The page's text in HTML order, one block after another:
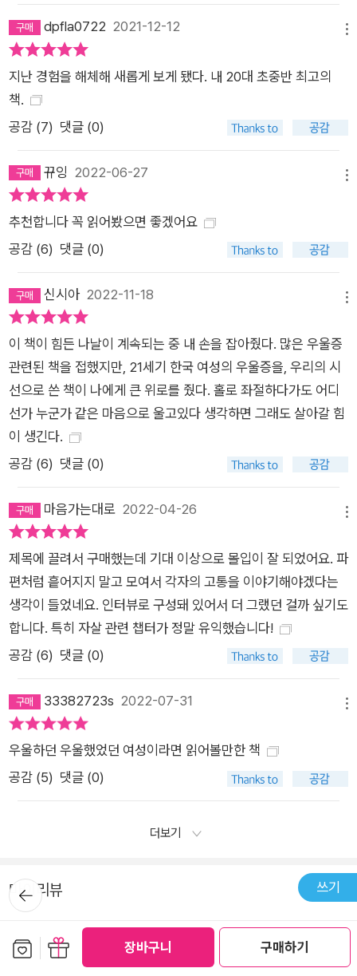
장바구니 구매하기
써”왔고, “가족이나 친구로부터 내몰려진 여자들은 당장 필요한
돌봄을 받기 위해 남성 연인을 동아줄이라 여기며 관계를 맺었지
만, 오히려 그들에게 신체적·정신적 폭력을 입고 고립”된 경우도
많았다. 또한, “사회가 강요하는 규범과 스스로 추구하는 가치의
균열 사이에서 가난하고 취약해질 수밖에 없는 구조에 놓이며, 이
사회의 ‘표적’이 되어 성적인 폭력에 노출”되기도 했고, “보상이
따르지 않는 사회에서 고립감과 무력감”에 빠지기도 했다. 여성
들이 고통을 마주해야만 했던 배경과 맥락이 유사하다면, 그것은
개개인의 사적인 서사를 넘어 보다 넓은 장에서 논의되어야 할 것
이다. “피해자가 자살한 게 아니라, 사실은 그 여자의 손을 빌려
행해진 타살”이라는 인터뷰이의 말처럼, 여성의 우울은 개인적인
문제로 치부되어 왔지만 명백한 사회의 현상이다. 『미쳐있고 괴
상하며 오만하고 똑똑한 여자들』에 담긴 사회적 자원을 통해 우
울증이라는 고통에 접근할 때, 이전과는 다른 방식의 치유와 회복
이 가능해질 것이다. 삶과 죽음 사이에서 끊임없이 탐구하고 새로
운 공동체와 돌봄 관계를 발명하는 이야기의 결말을 바꾸는 여자
들 하미나 작가는 치열하게 자신의 아픔을 들여다보는 여자들의
이야기에서 배우자고 말한다. “일상에서 연약함을 치워버리고 골
칫거리로 여기는” 사회에서, 고통에서부터 다시 시작해 삶을 살
안고 살아가는 여자들이 어떤 고민과 어려움을 마주한 채 회복의
길에 들어서고자 고군분투하는지를 보인다. 인터뷰이들은 자신
아픔을 겪는 타인을 돕고자 끊임없이 시도하고 또 시도한다. “죽
음이 가장 논리적인 선택지”라고 생각했던 시기를 지나, 살아야
만 하는 이유를 치열하게 고민한다. 혼자서 아픈 연인을 돌봐야
한다는 무게감에 짓눌리면서도, 돌봄의 현장에 머물며 여러 선택
앞에서 흔들릴지언정 도망치지 않는다. 스스로를 통제할 수 없을
을 조금 더 다양한 언어로 표현할 수 있도록 새로운 언어를 만들
어 내고, 보살핌이 통제가 되지 않도록 끊임없이 소통하며 서로를
돌본다. 이들은 누구보다 열심히 타인과의 관계를 성찰하며 앞으
로 나아가는 사람들이다. 우리는 삶과 죽음의 경계에 놓인 이들을
어떤 방식으로 도울 수 있을까?(〈7장. 자살〉) 기꺼이 자신과 타인
을 돌보는 일은 어떻게 하면 가능해질까?(〈8장. 돌봄〉), 과거의
만들어 낼 수 있을까?(〈9장. 회복〉) 하미나 작가는 이들의 이야기
에 위와 같은 질문을 덧대고 답하며, 자기 삶의 결말을 바꾸어 가
고 있는 여자들의 이야기를 지식으로 만들어 간다. 이 책은 우울
증에 관한 사회적·과학적 자원을 제공하여 우울증 당사자들이 ‘의
사-환자’라는 전통적인 관계에만 의존하지 않고, 자신의 상태를
dpfla0722 2021-12-12
지난 경험을 해체해 새롭게 보게 됐다. 내 20대 초중반 최고의
책.
공감 (7) 댓글 (0)
뀨잉 2022-06-27
추천합니다 꼭 읽어봤으면 좋겠어요
공감 (6) 댓글 (0)
신시아 2022-11-18
이 책이 힘든 나날이 계속되는 중 내 손을 잡아줬다. 많은 우울증
관련된 책을 접했지만, 21세기 한국 여성의 우울증을, 우리의 시
선으로 쓴 책이 나에게 큰 위로를 줬다. 홀로 좌절하다가도 어디
선가 누군가 같은 마음으로 울고있다 생각하면 그래도 살아갈 힘
이 생긴다.
공감 (6) 댓글 (0)
마음가는대로 2022-04-26
제목에 끌려서 구매했는데 기대 이상으로 몰입이 잘 되었어요. 파
편처럼 흩어지지 말고 모여서 각자의 고통을 이야기해야겠다는
생각이 들었네요. 인터뷰로 구성돼 있어서 더 그랬던 걸까 싶기도
합니다. 특히 자살 관련 챕터가 정말 유익했습니다!
공감 (6) 댓글 (0)
33382723s 2022-07-31
우울하던 우울했었던 여성이라면 읽어볼만한 책
공감 (5) 댓글 (0)
더보기
마이리뷰 쓰기
전체 (26)
뒤로가
기